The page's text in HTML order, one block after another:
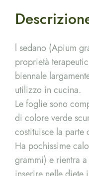
l sedano (Apium
proprietà
biennale
utilizzo in cucina.
Le foglie sono
di colore verde
costituisce la parte
Ha pochissime
grammi) e rientra